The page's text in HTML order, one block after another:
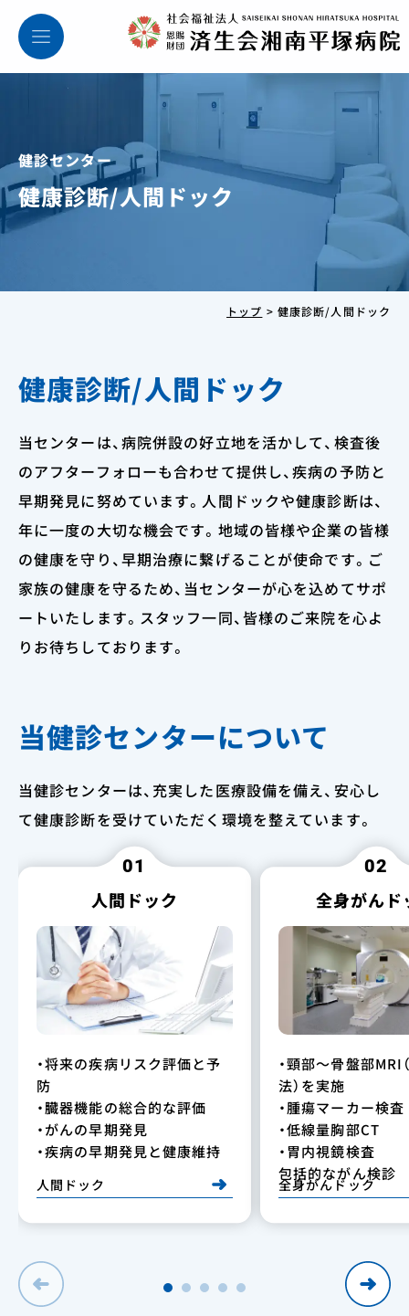
健診センター
健康診断/人間ドック
トップ > 健康診断/人間ドック
健康診断/人間ドック
当センターは、病院併設の好立地を活かして、検査後
のアフターフォローも合わせて提供し、疾病の予防と
早期発見に努めています。人間ドックや健康診断は、
年に一度の大切な機会です。地域の皆様や企業の皆様
の健康を守り、早期治療に繋げることが使命です。ご
家族の健康を守るため、当センターが心を込めてサポ
ートいたします。スタッフ一同、皆様のご来院を心よ
りお待ちしております。
当健診センターについて
当健診センターは、充実した医療設備を備え、安心し
て健康診断を受けていただく環境を整えています。
01
人間ドック
・将来の疾病リスク評価と予
防
・臓器機能の総合的な評価
・がんの早期発見
・疾病の早期発見と健康維持
人間ドック
02
全身がんド
・頸部～骨盤部MRI
法）を実施
・腫瘍マーカー検査
・低線量胸部CT
・胃内視鏡検査
包括的ながん検診
全身がんドック